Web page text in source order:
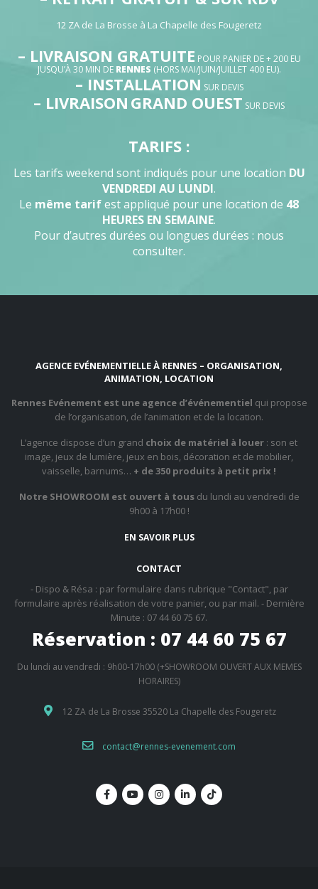
12 ZA de La Brosse à La Chapelle des Fougeretz
– LIVRAISON GRATUITE POUR PANIER DE + 200 EU
JUSQU’À 30 MIN DE RENNES (HORS MAI/JUIN/JUILLET 400 EU).
– INSTALLATION SUR DEVIS
– LIVRAISON GRAND OUEST SUR DEVIS
TARIFS :
Les tarifs weekend sont indiqués pour une location DU
VENDREDI AU LUNDI.
Le même tarifest appliqué pour une location de 48
HEURES EN SEMAINE.
Pour d’autres durées ou longues durées : nous
consulter.
AGENCE EVÉNEMENTIELLE À RENNES – ORGANISATION,
ANIMATION, LOCATION
Rennes Evénement est une agence d’événementiel qui propose
de l’organisation, de l’animation et de la location.
L’agence dispose d’un grand choix de matériel à louer : son et
image, jeux de lumière, jeux en bois, décoration et de mobilier,
vaisselle, barnums… + de 350 produits à petit prix !
Notre SHOWROOM est ouvert à tousdu lundi au vendredi de
9h00 à 17h00 !
EN SAVOIR PLUS
CONTACT
- Dispo & Résa : par formulaire dans rubrique "Contact", par
formulaire après réalisation de votre panier, ou par mail. - Dernière
Minute : 07 44 60 75 67.
Réservation : 07 44 60 75 67
Du lundi au vendredi : 9h00-17h00 (+SHOWROOM OUVERT AUX MEMES
HORAIRES)
12 ZA de La Brosse 35520 La Chapelle des Fougeretz
contact@rennes-evenement.com